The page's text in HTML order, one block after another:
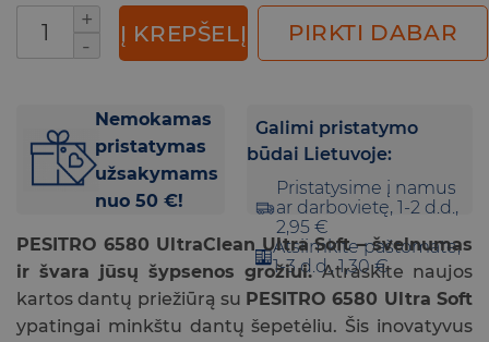
produkto kiekis: Pesitro 6580 Ultra Soft
Į KREPŠELĮ PIRKTI DABAR
Nemokamas
pristatymas
užsakymams
nuo 50 €!
Galimi pristatymo
būdai Lietuvoje:
Pristatysime į namus
ar darbovietę, 1-2 d.d.,
2,95 €
Atsiimkite paštomate,
1-3 d.d., 1,30 €
PESITRO 6580 UltraClean Ultra Soft – švelnumas
ir švara jūsų šypsenos grožiui.Atraskite naujos
kartos dantų priežiūrą su PESITRO 6580 Ultra Soft
ypatingai minkštu dantų šepetėliu. Šis inovatyvus